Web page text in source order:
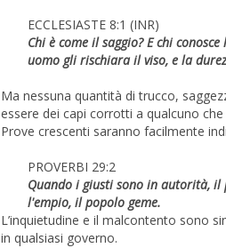
ECCLESIASTE 8:1 (INR)
Chi è come il saggio? E chi
uomo gli rischiara il viso, e la
Ma nessuna quantità di trucco,
essere dei capi corrotti a qualcuno
Prove crescenti saranno facilmente
PROVERBI 29:2
Quando i giusti sono in autorità,
l'empio, il popolo geme.
L’inquietudine e il malcontento sono
in qualsiasi governo.